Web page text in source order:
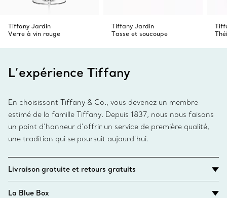
Tiffany Jardin
Verre à vin rouge
Tiffany Jardin
Tasse et soucoupe
L’expérience Tiffany
En choisissant Tiffany & Co., vous devenez un membre
estimé de la famille Tiffany. Depuis 1837, nous nous faisons
un point d’honneur d’offrir un service de première qualité,
une tradition qui se poursuit aujourd’hui.
Livraison gratuite et retours gratuits
La Blue Box